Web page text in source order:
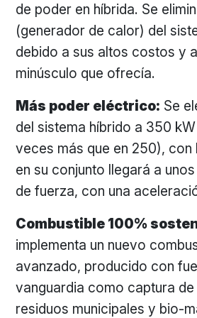
de poder en híbrida. Se
(generador de calor) del
debido a sus altos costos y
minúsculo que ofrecía.
Más poder eléctrico: Se
del sistema híbrido a 350
veces más que en 250), con
en su conjunto llegará a
de fuerza, con una
Combustible 100%
implementa un nuevo
avanzado, producido con
vanguardia como captura
residuos municipales y bio-